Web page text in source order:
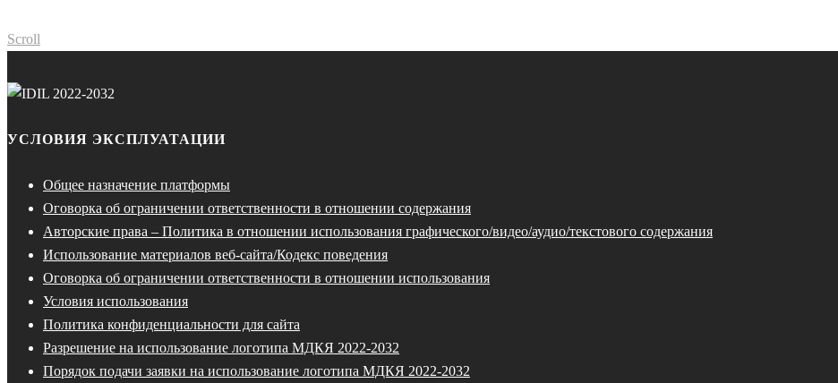
Scroll
УСЛОВИЯ ЭКСПЛУАТАЦИИ
Общее назначение платформы
Оговорка об ограничении ответственности в отношении содержания
Авторские права – Политика в отношении использования графического/видео/аудио/текстового содержания
Использование материалов веб-сайта/Кодекс поведения
Оговорка об ограничении ответственности в отношении использования
Условия использования
Политика конфиденциальности для сайта
Разрешение на использование логотипа МДКЯ 2022-2032
Порядок подачи заявки на использование логотипа МДКЯ 2022-2032